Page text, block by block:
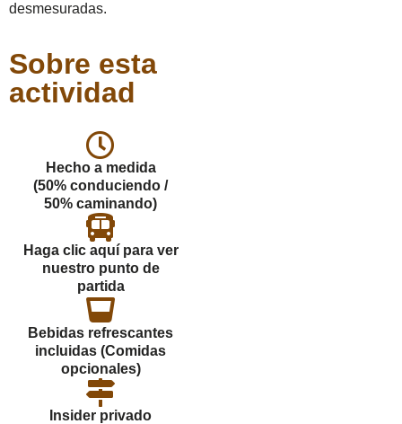
desmesuradas.
Sobre esta
actividad
Hecho a medida
(50% conduciendo /
50% caminando)
Haga clic aquí para ver
nuestro punto de
partida
Bebidas refrescantes
incluidas (Comidas
opcionales)
Insider privado